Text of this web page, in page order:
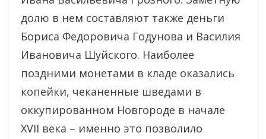
долю в нем составляют также деньги
Бориса Федоровича Годунова и Василия
Ивановича Шуйского. Наиболее
поздними монетами в кладе оказались
копейки, чеканенные шведами в
оккупированном Новгороде в начале
XVII века – именно это позволило